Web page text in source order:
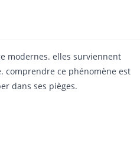
modernes. elles surviennent
comprendre ce phénomène est
dans ses pièges.